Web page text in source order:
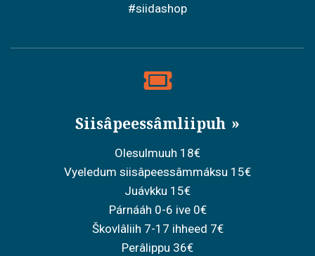
#siidashop
Siisâpeessâmliipuh
Olesulmuuh 18€
Vyeledum siisâpeessâmmáksu 15€
Juávkku 15€
Párnááh 0-6 ive 0€
Škovlâliih 7-17 ihheed 7€
Perâlippu 36€